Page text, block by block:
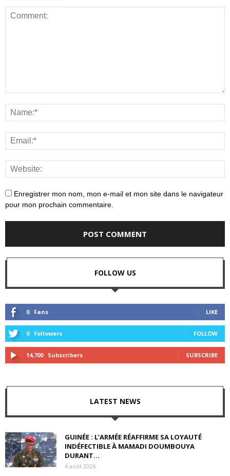
Enregistrer mon nom, mon e-mail et mon site dans le navigateur
pour mon prochain commentaire.
FOLLOW US
0 Fans LIKE
0 Followers FOLLOW
14,700 Subscribers SUBSCRIBE
LATEST NEWS
GUINÉE : L’ARMÉE RÉAFFIRME SA LOYAUTÉ
INDÉFECTIBLE À MAMADI DOUMBOUYA
DURANT...
4 août 2026